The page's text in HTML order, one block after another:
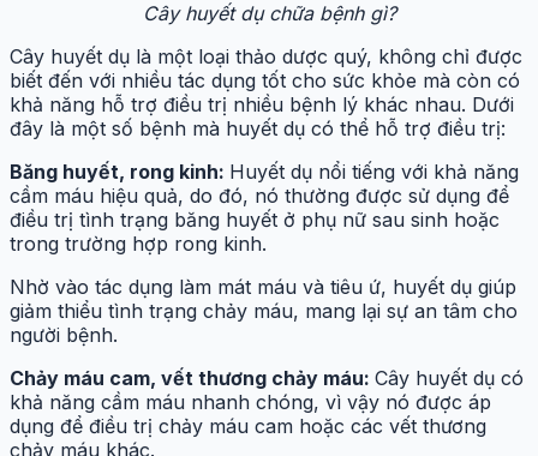
Cây huyết dụ chữa bệnh gì?
Cây huyết dụ là một loại thảo dược quý, không chỉ được
biết đến với nhiều tác dụng tốt cho sức khỏe mà còn có
khả năng hỗ trợ điều trị nhiều bệnh lý khác nhau. Dưới
đây là một số bệnh mà huyết dụ có thể hỗ trợ điều trị:
Băng huyết, rong kinh: Huyết dụ nổi tiếng với khả năng
cầm máu hiệu quả, do đó, nó thường được sử dụng để
điều trị tình trạng băng huyết ở phụ nữ sau sinh hoặc
trong trường hợp rong kinh.
Nhờ vào tác dụng làm mát máu và tiêu ứ, huyết dụ giúp
giảm thiểu tình trạng chảy máu, mang lại sự an tâm cho
người bệnh.
Chảy máu cam, vết thương chảy máu: Cây huyết dụ có
khả năng cầm máu nhanh chóng, vì vậy nó được áp
dụng để điều trị chảy máu cam hoặc các vết thương
chảy máu khác.